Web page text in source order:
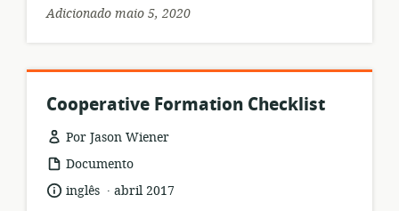
Adicionado maio 5, 2020
Cooperative Formation Checklist
Por Jason Wiener
formato
de
recurso:
Documento
idioma:
inglês .
dataabril 2017